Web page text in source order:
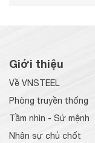
Giới thiệu
Về VNSTEEL
Phòng truyền thống
Tầm nhìn - Sứ mệnh
Nhân sự chủ chốt